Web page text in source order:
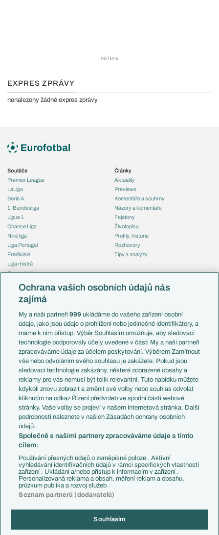
EXPRES ZPRÁVY
nenalezeny žádné expres zprávy
Soutěže
Premier League
LaLiga
Serie A
1. Bundesliga
Ligue 1
Chance Liga
Niké liga
Liga Portugal
Eredivisie
Liga mistrů
Evropská liga
Mistrovství světa
Liga národů
Témata
Představení týmů MS
EuroSkauting
PL v kostce
Evropské koeficienty
Přestupy
Přestupové spekulace
Zranění
Kluby
Arsenal FC
Chelsea FC
Manchester United
AC Milán
Juventus FC
Bayern Mnichov
FC Barcelona
Real Madrid
Články
Aktuality
Previews
Komentáře a souhrny
Názory a komentáře
Fejetony
Životopisy
Profily, historie
Rozhovory
Tipy a analýzy
Česko
Francie
Itálie
Německo
Španělsko
Argentina
Brazílie
Přestupy
Zápasy
Livescore
Tipovací soutěž
Copyright © 2001-2026 EuroFotbal.cz. Využíváme zpravodajství ČTK.
Ochrana vašich osobních údajů nás
zajímá
My a naši partneři999 ukládáme do vašeho zařízení osobní
údaje, jako jsou údaje o prohlížení nebo jedinečné identifikátory, a
máme k nim přístup. Výběr Souhlasím umožňuje, aby sledovací
technologie podporovaly účely uvedené v části My a naši partneři
zpracováváme údaje za účelem poskytování. Výběrem Zamítnout
vše nebo odvoláním svého souhlasu je zakážete. Pokud jsou
sledovací technologie zakázány, některé zobrazené obsahy a
reklamy pro vás nemusí být tolik relevantní. Tuto nabídku můžete
kdykoli znovu zobrazit a změnit své volby nebo souhlas odvolat
kliknutím na odkaz Řízení předvoleb ve spodní části webové
stránky. Vaše volby se projeví v našem Internetová stránka. Další
podrobnosti naleznete v našich Zásadách ochrany osobních
údajů.
Společně s našimi partnery zpracováváme údaje s tímto
cílem:
Používání přesných údajů o zeměpisné poloze . Aktivní
vyhledávání identifikačních údajů v rámci specifických vlastností
zařízení . Ukládání a/nebo přístup k informacím v zařízení .
Personalizovaná reklama a obsah, měření reklam a obsahu,
průzkum publika a rozvoj služeb .
Seznam partnerů (dodavatelů)
Souhlasím